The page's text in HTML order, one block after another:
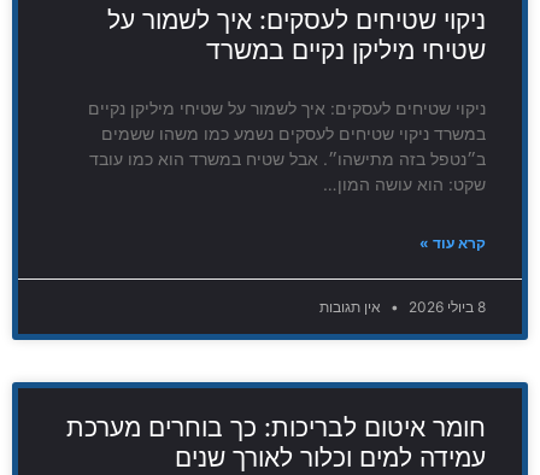
ניקוי שטיחים לעסקים: איך לשמור על
שטיחי מיליקן נקיים במשרד
ניקוי שטיחים לעסקים: איך לשמור על שטיחי מיליקן נקיים
במשרד ניקוי שטיחים לעסקים נשמע כמו משהו ששמים
ב״נטפל בזה מתישהו״. אבל שטיח במשרד הוא כמו עובד
שקט: הוא עושה המון…
קרא עוד »
8 ביולי 2026 אין תגובות
חומר איטום לבריכות: כך בוחרים מערכת
עמידה למים וכלור לאורך שנים